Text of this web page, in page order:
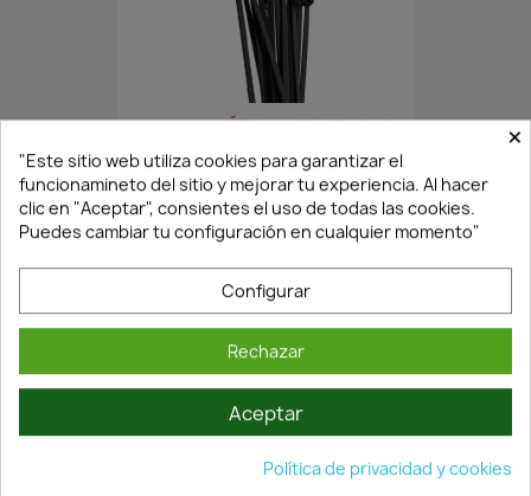
¡Últimas Unidades!
BRIDA NEGRA 2.5X100MM -...
0,64 €0,45 €
×
"Este sitio web utiliza cookies para garantizar el
funcionamineto del sitio y mejorar tu experiencia. Al hacer
clic en "Aceptar", consientes el uso de todas las cookies.
Puedes cambiar tu configuración en cualquier momento"
Configurar
Rechazar
Aceptar
Política de privacidad y cookies